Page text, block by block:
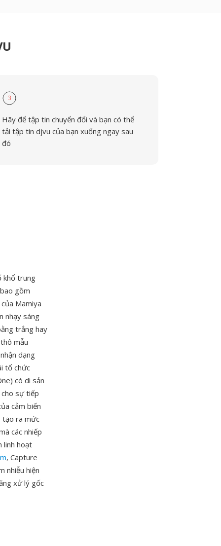
3
Hãy để tập tin chuyển đổi và bạn có thể
tải tập tin djvu của bạn xuống ngay sau
đó
khổ trung
gồm
Mamiya
nhạy sáng
trắng hay
mẫu
dạng
tổ chức
có di sản
sự tiếp
cảm biến
tạo ra mức
các nhiếp
linh hoạt
, Capture
nhiễu hiện
xử lý gốc